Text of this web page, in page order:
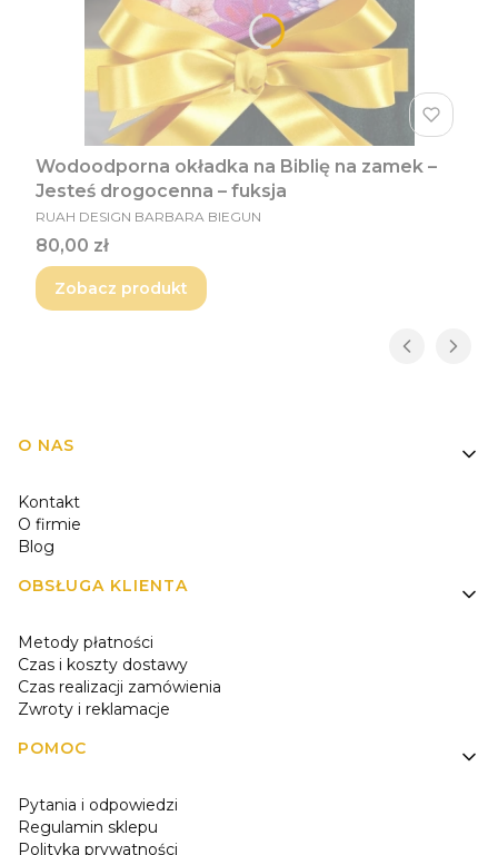
Wodoodporna okładka na Biblię na zamek –
Jesteś drogocenna – fuksja
PRODUCENT
RUAH DESIGN BARBARA BIEGUN
Cena
80,00 zł
Zobacz produkt
Linki w stopce
O NAS
Kontakt
O firmie
Blog
OBSŁUGA KLIENTA
Metody płatności
Czas i koszty dostawy
Czas realizacji zamówienia
Zwroty i reklamacje
POMOC
Pytania i odpowiedzi
Regulamin sklepu
Polityka prywatności